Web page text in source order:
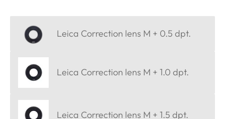
Leica Correction lens M + 0.5 dpt.
Leica Correction lens M + 1.0 dpt.
Leica Correction lens M + 1.5 dpt.